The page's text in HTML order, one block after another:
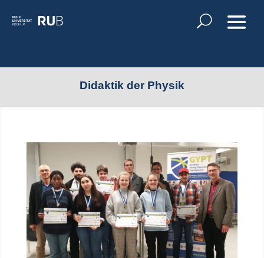
Didaktik der Physik